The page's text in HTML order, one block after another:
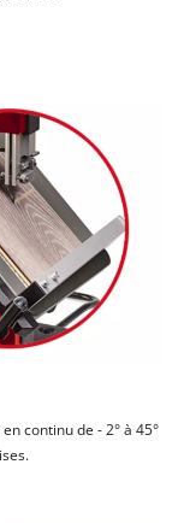
continu de - 2° à 45°